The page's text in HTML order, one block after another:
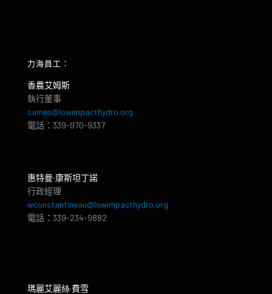
力海員工：
香農艾姆斯
執行董事
sames@lowimpacthydro.org
電話：339-970-9337
惠特曼‧康斯坦丁諾
行政經理
wconstantineau@lowimpacthydro.org
電話：339-234-9882
瑪麗艾麗絲·費雪